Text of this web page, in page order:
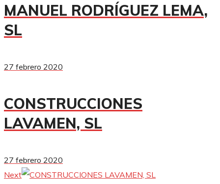
MANUEL RODRÍGUEZ LEMA,
SL
27 febrero 2020
CONSTRUCCIONES
LAVAMEN, SL
27 febrero 2020
Next